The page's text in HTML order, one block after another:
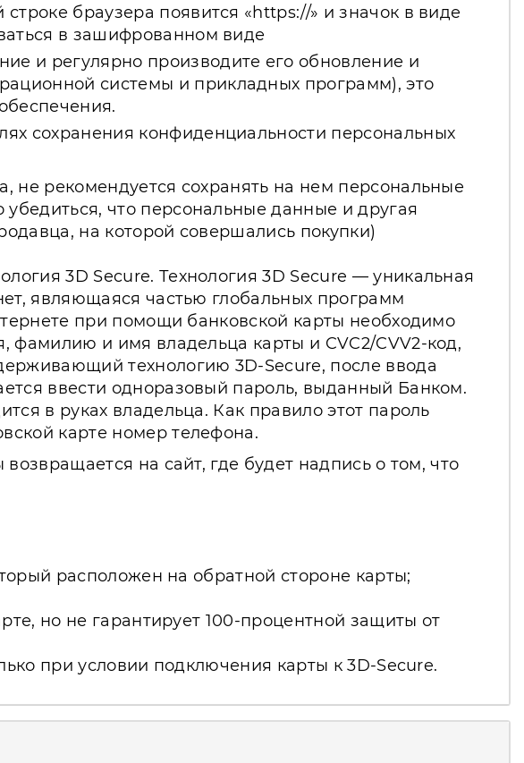
браузера появится «https://» и значок в виде
в зашифрованном виде
и регулярно производите его обновление и
системы и прикладных программ), это
сохранения конфиденциальности персональных
не рекомендуется сохранять на нем персональные
что персональные данные и другая
на которой совершались покупки)
3D Secure. Технология 3D Secure — уникальная
являющаяся частью глобальных программ
при помощи банковской карты необходимо
фамилию и имя владельца карты и CVC2/CVV2-код,
технологию 3D-Secure, после ввода
ввести одноразовый пароль, выданный Банком.
в руках владельца. Как правило этот пароль
карте номер телефона.
на сайт, где будет надпись о том, что
расположен на обратной стороне карты;
но не гарантирует 100-процентной защиты от
при условии подключения карты к 3D-Secure.